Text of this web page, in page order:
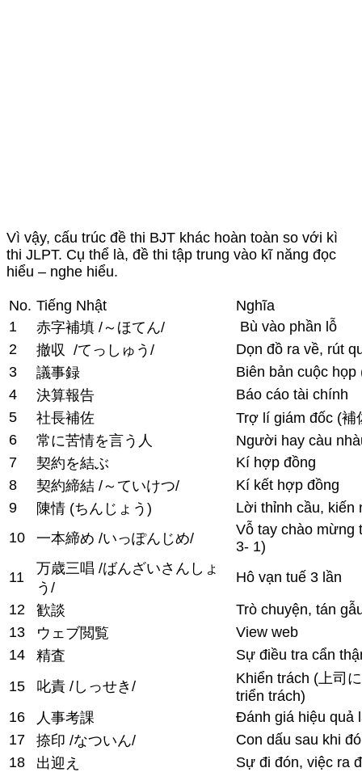
Vì vậy, cấu trúc đề thi BJT khác hoàn toàn so với kì
thi JLPT. Cụ thể là, đề thi tập trung vào kĩ năng đọc
hiểu – nghe hiểu.
No. Tiếng Nhật
Nghĩa
1
赤字補填 /～ほてん/
Bù vào phần lỗ
2
撤収 /てっしゅう/
Dọn đồ ra về, rút
3
議事録
Biên bản cuộc họp
4
決算報告
Báo cáo tài chính
5
社長補佐
Trợ lí giám đốc (補
6
常に苦情を言う人
Người hay càu
7
契約を結ぶ
Kí hợp đồng
8
契約締結 /～ていけつ/
Kí kết hợp đồng
9
陳情 (ちんじょう)
Lời thỉnh cầu, kiến
10
一本締め /いっぽんじめ/
Vỗ tay chào mừng
3- 1)
11
万歳三唱 /ばんざいさんしょ
う/
Hô vạn tuế 3 lần
12
歓談
Trò chuyện, tán
13
ウェブ閲覧
View web
14
精査
Sự điều tra cẩn
15
叱責 /しっせき/
Khiển trách (上司
triển trách)
16
人事考課
Đánh giá hiệu quả
17
捺印 /なついん/
Con dấu sau khi
18
出迎え
Sự đi đón, việc ra